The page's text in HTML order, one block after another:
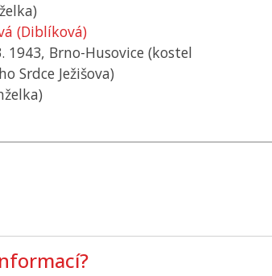
(Diblíková)
1943, Brno-Husovice (kostel
Srdce Ježišova)